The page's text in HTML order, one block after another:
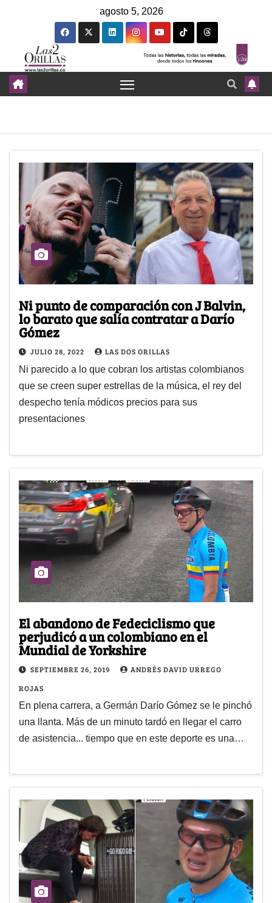
agosto 5, 2026
Ni punto de comparación con J Balvin,
lo barato que salía contratar a Darío
Gómez
JULIO 28, 2022 LAS DOS ORILLAS
Ni parecido a lo que cobran los artistas colombianos
que se creen super estrellas de la música, el rey del
despecho tenía módicos precios para sus
presentaciones
El abandono de Fedeciclismo que
perjudicó a un colombiano en el
Mundial de Yorkshire
SEPTIEMBRE 26, 2019
ANDRÉS DAVID URREGO
ROJAS
En plena carrera, a Germán Darío Gómez se le pinchó
una llanta. Más de un minuto tardó en llegar el carro
de asistencia... tiempo que en este deporte es una…